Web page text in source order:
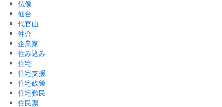
仏像
仙台
代官山
仲介
企業家
住み込み
住宅
住宅支援
住宅政策
住宅難民
住民票